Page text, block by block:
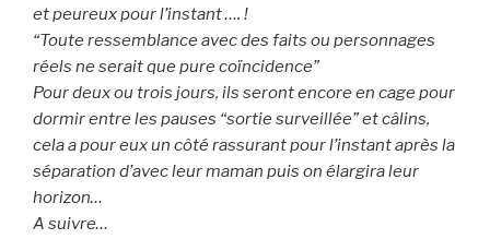
et peureux pour l’instant …. !
“Toute ressemblance avec des faits ou personnages
réels ne serait que pure coïncidence”
Pour deux ou trois jours, ils seront encore en cage pour
dormir entre les pauses “sortie surveillée” et câlins,
cela a pour eux un côté rassurant pour l’instant après la
séparation d’avec leur maman puis on élargira leur
horizon…
A suivre…